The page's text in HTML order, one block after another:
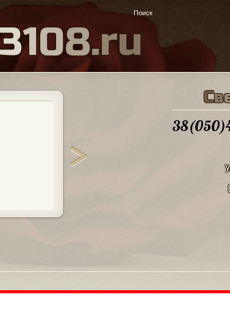
108.ru
Св